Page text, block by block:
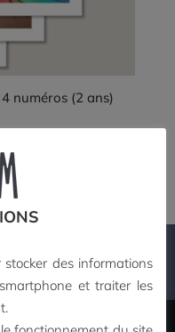
numéros (2 ans)
des informations
et traiter les